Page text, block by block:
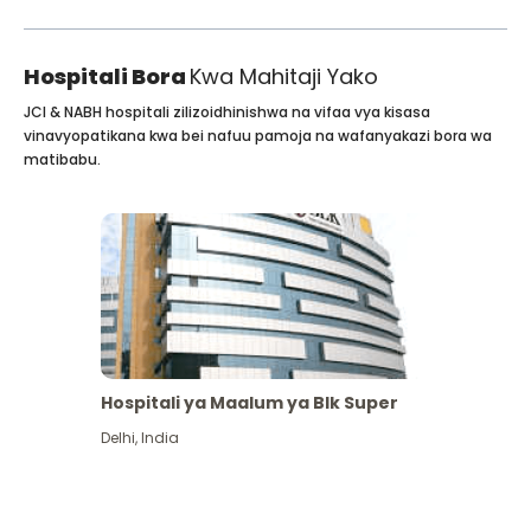
Hospitali Bora Kwa Mahitaji Yako
JCI & NABH hospitali zilizoidhinishwa na vifaa vya kisasa
vinavyopatikana kwa bei nafuu pamoja na wafanyakazi bora wa
matibabu.
Hospitali ya Maalum ya Blk Super
Delhi,India